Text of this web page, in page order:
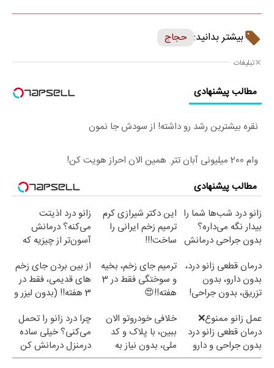
بیشتر بدانید: حجاج
تبلیغات
مطالب پیشنهادی
نقره بیشترین رشد رو داشته! از سودش جا نمون
وام 200 میلیونی آبان تتر. همین الان احراز هویت کن!
مطالب پیشنهادی
زانو درد شب‌ها شما را
بیدار نگه می‌داره؟
بدون جراحی درمانش
این دکتر شیرازی کرم
ترمیم زخم ایرانی را
ساخت!!!
زانو درد اذیتت
می‌کنه؟ درمانش
آسون‌تر از چیزیه که
می‌کنی✅پرسشنامه
درمان قطعی زانو درد،
بدون دارو، بدون
تزریق، بدون جراحی!
ترمیم جای زخم، بخیه
و سوختگی فقط در 3
هفته!!😍
از بین بردن جای زخم
های قدیمی، فقط در
3 هفته!! (بدون لیزر و
عمل زانو ممنوع❌
درمان قطعی زانو درد
بدون جراحی و دارو
(پرسش نامه)
خلافی خودروتو الان
ببین، با پلاک و کد
ملی، بدون نیاز به
مراجعه حضوری
چرا درد زانو را تحمل
می‌کنی؟ خیلی ساده
درمنزل درمانش کن